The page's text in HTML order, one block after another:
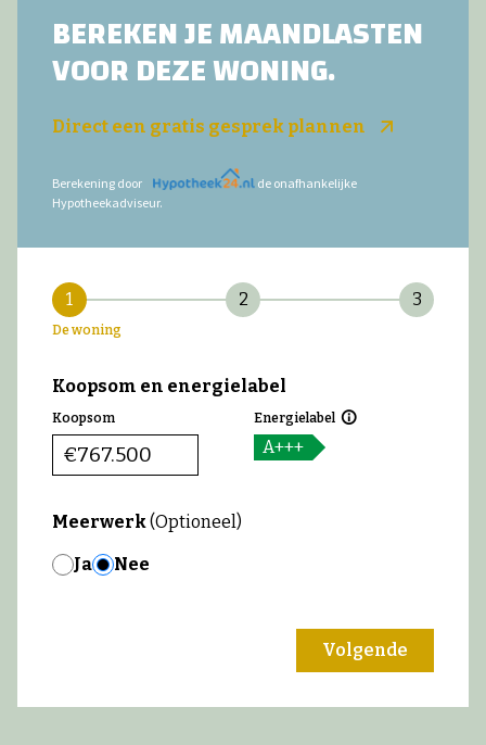
BEREKEN JE MAANDLASTEN
VOOR DEZE WONING.
Direct een gratis gesprek plannen
Berekening door
de onafhankelijke
Hypotheekadviseur.
1
De woning
2 3
Koopsom en energielabel
Koopsom
€
Energielabel
A+++
Meerwerk(Optioneel)
Ja Nee
Volgende